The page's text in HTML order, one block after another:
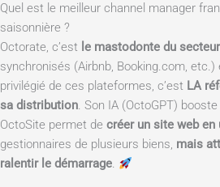
Quel est le meilleur channel manager
saisonnière ?
Octorate, c’est le mastodonte du secteur
synchronisés (Airbnb, Booking.com,
privilégié de ces plateformes, c’est LA
sa distribution. Son IA (OctoGPT)
OctoSite permet de créer un site web en
gestionnaires de plusieurs biens, mais
ralentir le démarrage.